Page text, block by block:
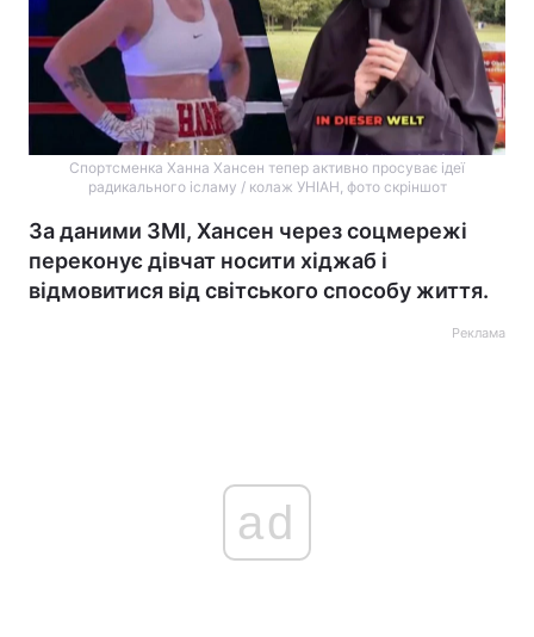
Спортсменка Ханна Хансен тепер активно просуває ідеї
радикального ісламу / колаж УНІАН, фото скріншот
За даними ЗМІ, Хансен через соцмережі
переконує дівчат носити хіджаб і
відмовитися від світського способу життя.
Реклама
ad